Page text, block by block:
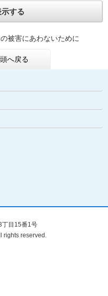
する
被害にあわないために
へ戻る
丁目15番1号
reserved.